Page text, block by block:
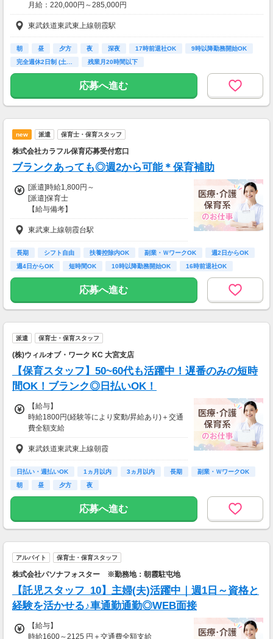
月給：220,000円～285,000円
※上記月給は経歴換算・一律手当含む
■住宅手当
■賞与：年2回
■昇給あり
東武鉄道東武東上線朝霞駅
朝 昼 夕方 夜 深夜 17時前退社OK
9時以降勤務開始OK
完全週休2日制 (土…
残業月20時間以下
応募へ進む
new 派遣 保育士・保育スタッフ
株式会社カラフル保育応募受付窓口
ブランクあっても◎週2から可能＊保育補助
[派遣]時給1,800円～
[派遣]保育士
【給与備考】
※残業代は別途全額支給
【交通費備考】
※交通費全額支給（派遣先による）
※車通勤OK/勤務先による
東武東上線朝霞台駅
長期 シフト自由 扶養控除内OK 副業・ＷワークOK
週2日からOK
週4日からOK
短時間OK 10時以降勤務開始OK 16時前退社OK
応募へ進む
派遣 保育士・保育スタッフ
(株)ウィルオブ・ワーク KC 大宮支店
【保育スタッフ】50~60代も活躍中！遅番のみの短時
間OK！ブランク◎日払いOK！
【給与】
時給1800円(経験等により変動/昇給あり)＋交通
費全額支給
＜月収例＞
◆週5日、1日5h
時給1800円×5h×21日＝18万9000円
◆週3日、1日3h
▼取り扱い施設例
小規模保育所／認可保育園／認定保育園／非認
ご希望があれば教えてください！
日払い
＼給与速払いサービスを導入★!!／
急な出費なども"日払い"対応で安心♪
東武鉄道東武東上線朝霞
日払い・週払いOK 1ヵ月以内 3ヵ月以内 長期
副業・ＷワークOK
朝
昼 夕方 夜
応募へ進む
アルバイト 保育士・保育スタッフ
株式会社パソナフォスター ※勤務地：朝霞駐屯地
【託児スタッフ_10】主婦(夫)活躍中｜週1日～資格と
経験を活かせる♪車通勤通勤◎WEB面接
【給与】
時給1600～2125 円＋交通費全額支給